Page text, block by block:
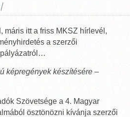
máris itt a friss MKSZ hírlevél,
a szerzői
képregények készítésére –
Szövetsége a 4. Magyar
ösztönözni kívánja szerzői